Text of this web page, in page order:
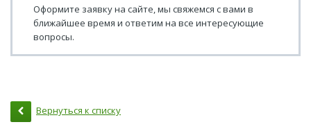
Оформите заявку на сайте, мы свяжемся с вами в
ближайшее время и ответим на все интересующие
вопросы.
Вернуться к списку